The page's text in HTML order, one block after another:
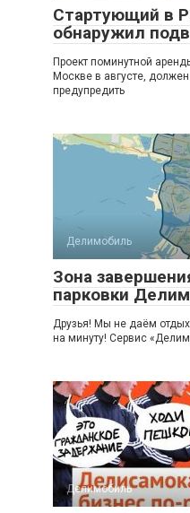
Стартующий в
обнаружил
Проект поминутной
Москве в августе,
предупредить
Делимобиль
Зона
парковки
Друзья! Мы не даём
на минуту! Сервис
Делимобиль